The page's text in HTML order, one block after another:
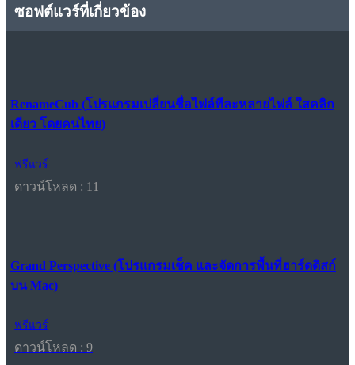
ซอฟต์แวร์ที่เกี่ยวข้อง
RenameCub (โปรแกรมเปลี่ยนชื่อไฟล์ทีละหลายไฟล์ ใสคลิก
เดียว โดยคนไทย)
ฟรีแวร์
ดาวน์โหลด : 11
Grand Perspective (โปรแกรมเช็ค และจัดการพื้นที่ฮาร์ดดิสก์
บน Mac)
ฟรีแวร์
ดาวน์โหลด : 9